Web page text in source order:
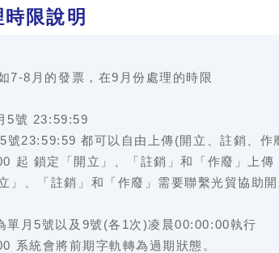
限說明
7-8月的發票，在9月份處理的時限
5號 23:59:59
號23:59:59 都可以自由上傳(開立、註銷、作
起 鎖定「開立」、「註銷」和「作廢」上傳
」、「註銷」和「作廢」需要聯繫光貿協助
單月5號以及9號(各1次)凌晨00:00:00執行
系統會將前期字軌轉為過期狀態。